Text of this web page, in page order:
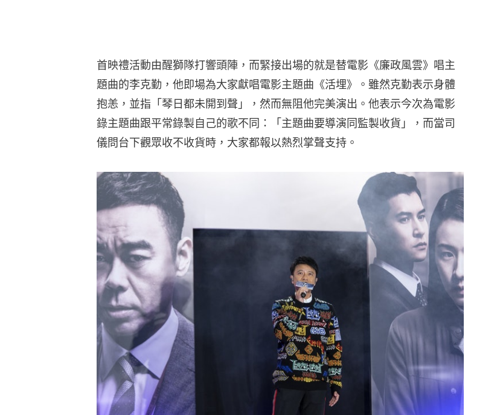
首映禮活動由醒獅隊打響頭陣，而緊接出場的就是替電影《廉政風雲》唱主
題曲的李克勤，他即場為大家獻唱電影主題曲《活埋》。雖然克勤表示身體
抱恙，並指「琴日都未開到聲」，然而無阻他完美演出。他表示今次為電影
錄主題曲跟平常錄製自己的歌不同：「主題曲要導演同監製收貨」，而當司
儀問台下觀眾收不收貨時，大家都報以熱烈掌聲支持。